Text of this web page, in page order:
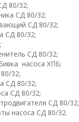
80/32;
CД 80/32;
CД 80/32;
CД 80/32;
CД 80/32;
насоса ХПБ;
32;
CД 80/32;
CД 80/32;
CД 80/32;
насоса CД 80/32.